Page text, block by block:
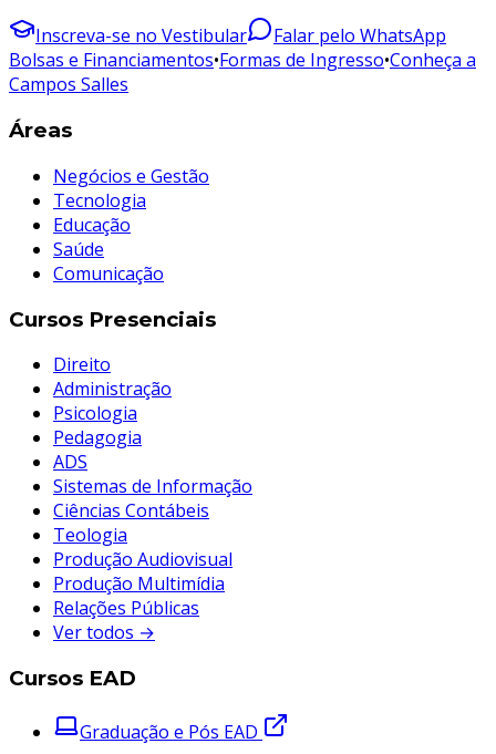
Inscreva-se no Vestibular
Falar pelo WhatsApp
Bolsas e Financiamentos•Formas de Ingresso•Conheça a
Campos Salles
Áreas
Negócios e Gestão
Tecnologia
Educação
Saúde
Comunicação
Cursos Presenciais
Direito
Administração
Psicologia
Pedagogia
ADS
Sistemas de Informação
Ciências Contábeis
Teologia
Produção Audiovisual
Produção Multimídia
Relações Públicas
Ver todos →
Cursos EAD
Graduação e Pós EAD